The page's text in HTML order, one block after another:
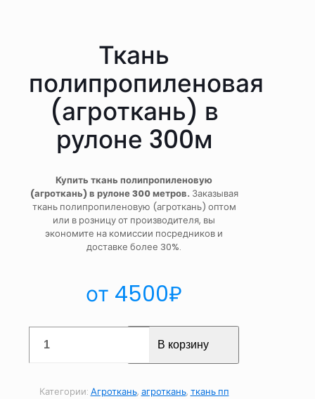
Ткань
полипропиленовая
(агроткань) в
рулоне 300м
Купить ткань полипропиленовую
(агроткань) в рулоне 300 метров. Заказывая
ткань полипропиленовую (агроткань) оптом
или в розницу от производителя, вы
экономите на комиссии посредников и
доставке более 30%.
от 4500₽
товара
(агроткань)
В корзину
Категории: Агроткань, агроткань, ткань пп